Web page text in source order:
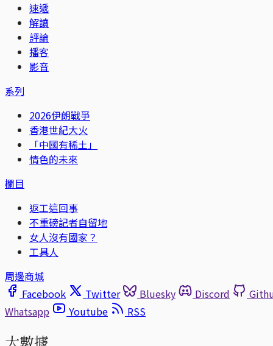
速遞
解讀
評論
播客
影音
系列
2026伊朗戰爭
香港世紀大火
「中國有稀土」
情色的未來
欄目
返工這回事
不重磅記者自留地
女人沒有國家？
工具人
周邊商城
Facebook
Twitter Bluesky Discord
Whatsapp
Youtube RSS
大數據